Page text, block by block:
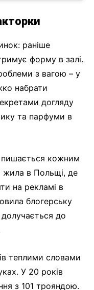
раніше
форму в залі.
з вагою – у
набрати
догляду
та парфуми в
пишається кожним
жила в Польщі, де
на рекламі в
блогерську
долучається до
теплими словами
У 20 років
з 101 трояндою.